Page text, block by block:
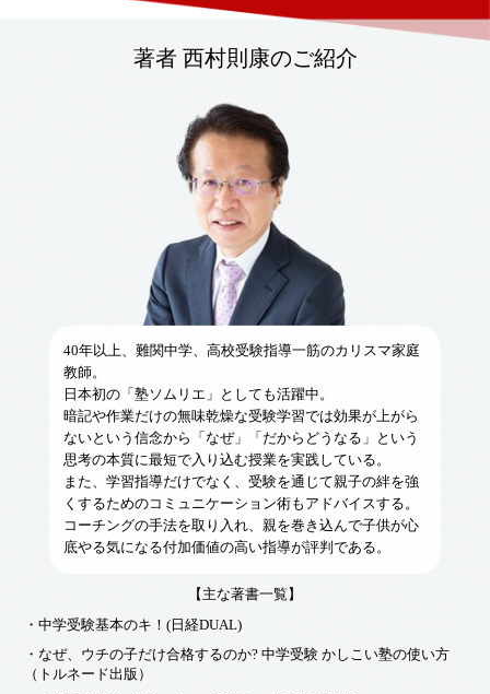
著者 西村則康のご紹介
40年以上、難関中学、高校受験指導一筋のカリスマ家庭
教師。
日本初の「塾ソムリエ」としても活躍中。
暗記や作業だけの無味乾燥な受験学習では効果が上がら
ないという信念から「なぜ」「だからどうなる」という
思考の本質に最短で入り込む授業を実践している。
また、学習指導だけでなく、受験を通じて親子の絆を強
くするためのコミュニケーション術もアドバイスする。
コーチングの手法を取り入れ、親を巻き込んで子供が心
底やる気になる付加価値の高い指導が評判である。
【主な著書一覧】
・中学受験基本のキ！(日経DUAL)
・なぜ、ウチの子だけ合格するのか? 中学受験 かしこい塾の使い方
（トルネード出版）